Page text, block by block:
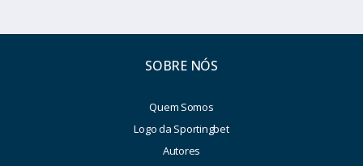
SOBRE NÓS
Quem Somos
Logo da Sportingbet
Autores